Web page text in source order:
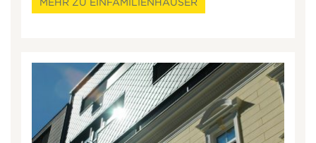
Eigenheim ebnen sowie richtige Koordination und